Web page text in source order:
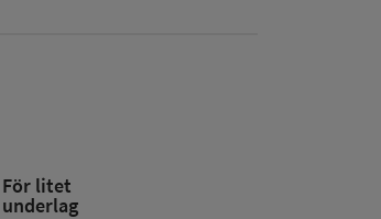
För litet
underlag